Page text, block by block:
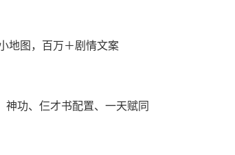
地图，百万＋剧情文案
功、仨才书配置、一天赋同